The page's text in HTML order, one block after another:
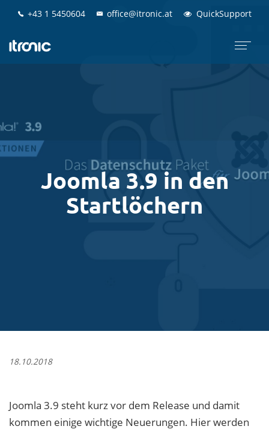
+43 1 5450604
+43 1 5450604 office@itronic.at
office@itronic.at QuickSupport
QuickSupport
Joomla 3.9 in den
Startlöchern
18.10.2018
Joomla 3.9 steht kurz vor dem Release und damit
kommen einige wichtige Neuerungen. Hier werden